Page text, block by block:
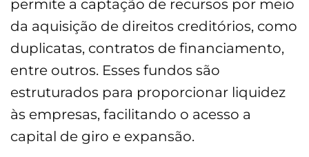
permite a captação de recursos por meio
da aquisição de direitos creditórios, como
duplicatas, contratos de financiamento,
entre outros. Esses fundos são
estruturados para proporcionar liquidez
às empresas, facilitando o acesso a
capital de giro e expansão.